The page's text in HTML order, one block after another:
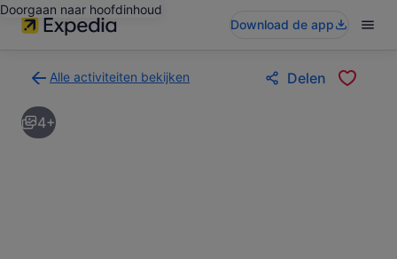
Doorgaan naar hoofdinhoud
Download de app
Alle activiteiten bekijken
naar
de
zoekresultatenpagina
Delen
4+